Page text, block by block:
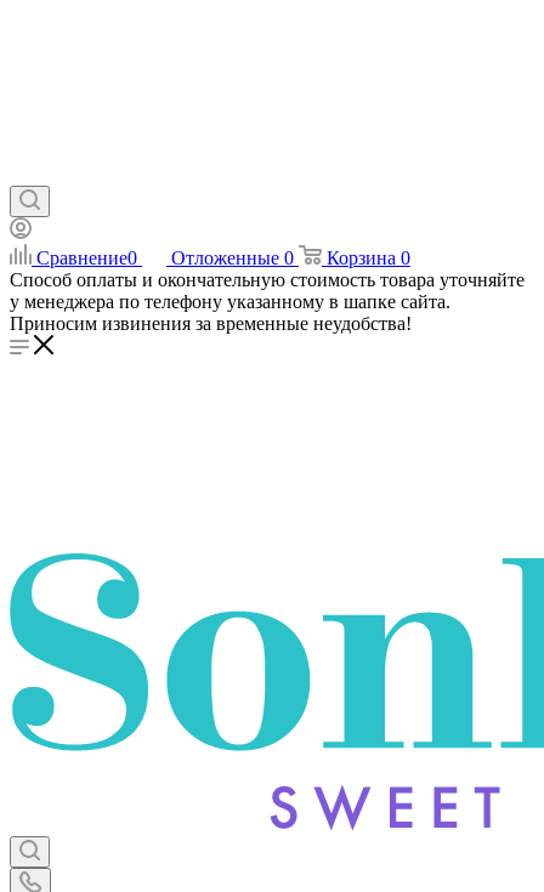
Сравнение0 Отложенные 0 Корзина 0
Способ оплаты и окончательную стоимость товара уточняйте
у менеджера по телефону указанному в шапке сайта.
Приносим извинения за временные неудобства!